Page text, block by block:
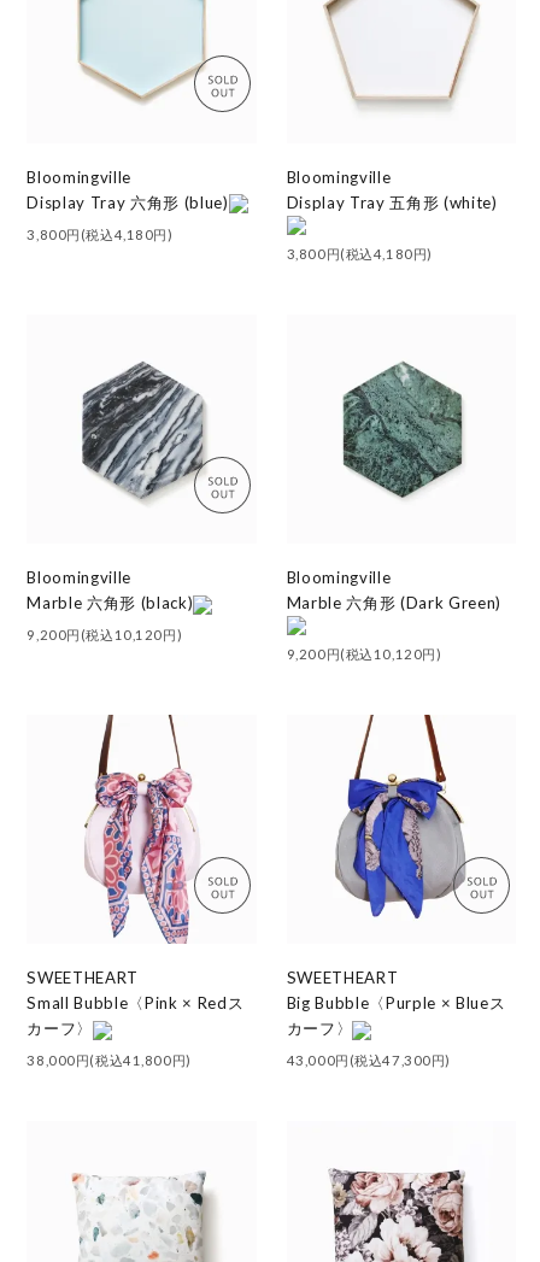
Bloomingville
Display Tray 六角形 (blue)
3,800円(税込4,180円)
Bloomingville
Display Tray 五角形 (white)
3,800円(税込4,180円)
Bloomingville
Marble 六角形 (black)
9,200円(税込10,120円)
Bloomingville
Marble 六角形 (Dark Green)
9,200円(税込10,120円)
SWEETHEART
Small Bubble〈Pink × Redス
カーフ〉
38,000円(税込41,800円)
SWEETHEART
Big Bubble〈Purple × Blueス
カーフ〉
43,000円(税込47,300円)